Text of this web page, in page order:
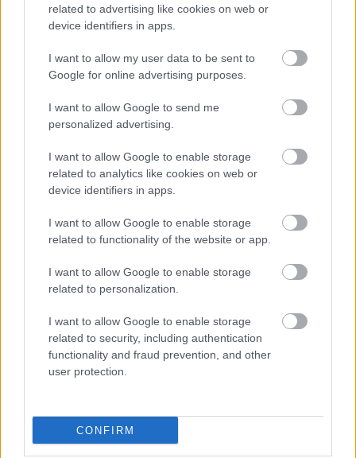
related to advertising like cookies on web or
device identifiers in apps.
I want to allow my user data to be sent to
Google for online advertising purposes.
I want to allow Google to send me
personalized advertising.
I want to allow Google to enable storage
related to analytics like cookies on web or
device identifiers in apps.
I want to allow Google to enable storage
related to functionality of the website or app.
I want to allow Google to enable storage
related to personalization.
I want to allow Google to enable storage
related to security, including authentication
functionality and fraud prevention, and other
user protection.
CONFIRM
Μεταβιβάσεις ακινήτων: Στο σκάνερ χιλιάδες
συμβόλαια του 2025 για το πιστοποιητικό
ΕΝΦΙΑ
Σήμερα το κρίσιμο ραντεβού στο Μέγαρο
Μαξίμου για τη βιομηχανία
Πώς μπορείτε να βγείτε νωρίτερα στη σύνταξη
- Οι 3 κινήσεις που πρέπει να γίνουν εγκαίρως
TAGS: Γερμανία Ρωσία
BEST OFINTERNET